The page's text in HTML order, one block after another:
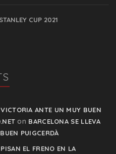
CUP 2021
ANTE UN MUY BUEN
on BARCELONA SE LLEVA
PUIGCERDÀ
EL FRENO EN LA